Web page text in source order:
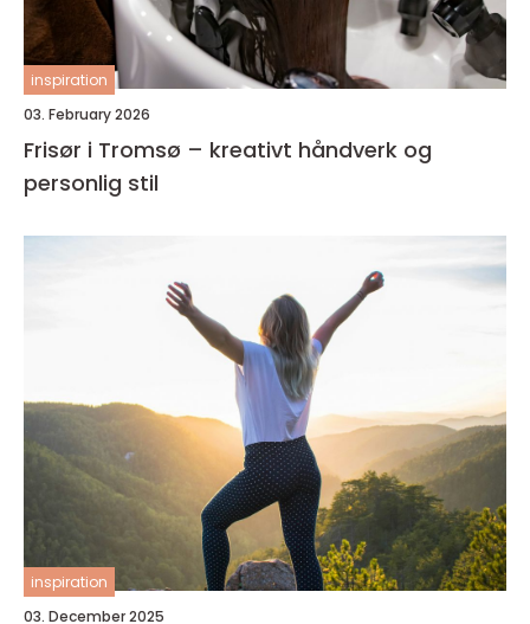
inspiration
03. February 2026
Frisør i Tromsø – kreativt håndverk og
personlig stil
inspiration
03. December 2025